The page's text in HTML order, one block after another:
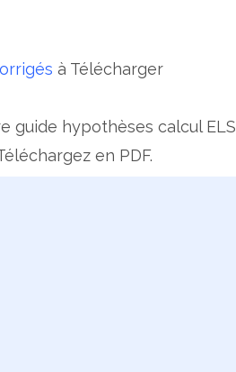
à Télécharger
guide hypothèses calcul ELS
en PDF.